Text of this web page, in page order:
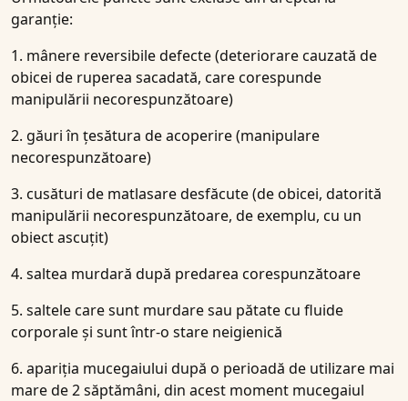
garanție:
1. mânere reversibile defecte (deteriorare cauzată de
obicei de ruperea sacadată, care corespunde
manipulării necorespunzătoare)
2. găuri în țesătura de acoperire (manipulare
necorespunzătoare)
3. cusături de matlasare desfăcute (de obicei, datorită
manipulării necorespunzătoare, de exemplu, cu un
obiect ascuțit)
4. saltea murdară după predarea corespunzătoare
5. saltele care sunt murdare sau pătate cu fluide
corporale și sunt într-o stare neigienică
6. apariția mucegaiului după o perioadă de utilizare mai
mare de 2 săptămâni, din acest moment mucegaiul